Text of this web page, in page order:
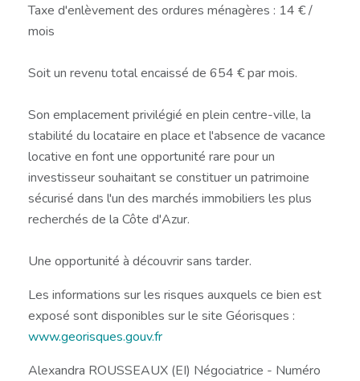
Taxe d'enlèvement des ordures ménagères : 14 € /
mois
Soit un revenu total encaissé de 654 € par mois.
Son emplacement privilégié en plein centre-ville, la
stabilité du locataire en place et l'absence de vacance
locative en font une opportunité rare pour un
investisseur souhaitant se constituer un patrimoine
sécurisé dans l'un des marchés immobiliers les plus
recherchés de la Côte d'Azur.
Une opportunité à découvrir sans tarder.
Les informations sur les risques auxquels ce bien est
exposé sont disponibles sur le site Géorisques :
www.georisques.gouv.fr
Alexandra ROUSSEAUX (EI) Négociatrice - Numéro